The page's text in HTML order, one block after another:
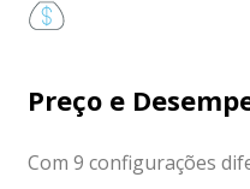
Preço e
Com 9 configurações